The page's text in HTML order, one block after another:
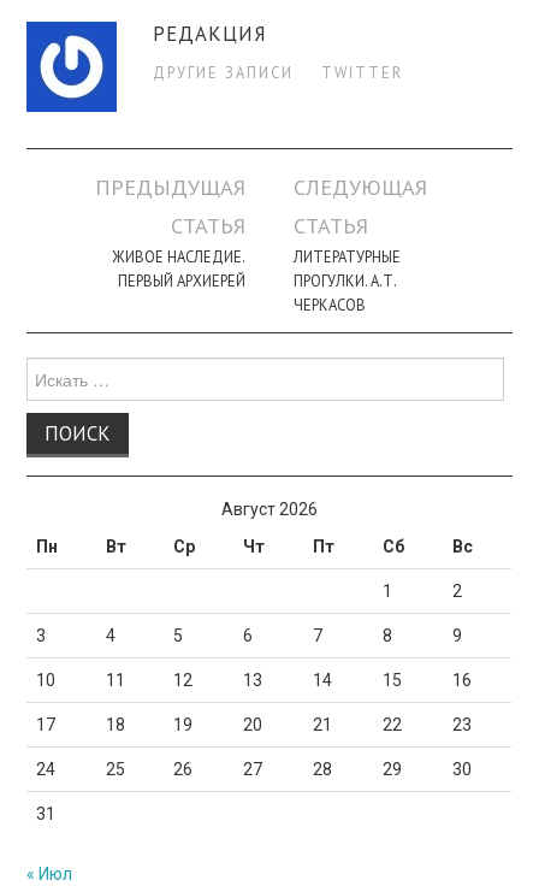
РЕДАКЦИЯ
ДРУГИЕ ЗАПИСИ TWITTER
Навигация
записи
ПРЕДЫДУЩАЯ
СТАТЬЯ
ЖИВОЕ НАСЛЕДИЕ.
ПЕРВЫЙ АРХИЕРЕЙ
СЛЕДУЮЩАЯ
СТАТЬЯ
ЛИТЕРАТУРНЫЕ
ПРОГУЛКИ. А.Т.
ЧЕРКАСОВ
для:
Август 2026
Пн
Вт Ср Чт Пт Сб Вс
1 2
3 4 5 6 7 8 9
10 11 12 13 14 15 16
17 18 19 20 21 22 23
24 25 26 27 28 29 30
31
« Июл